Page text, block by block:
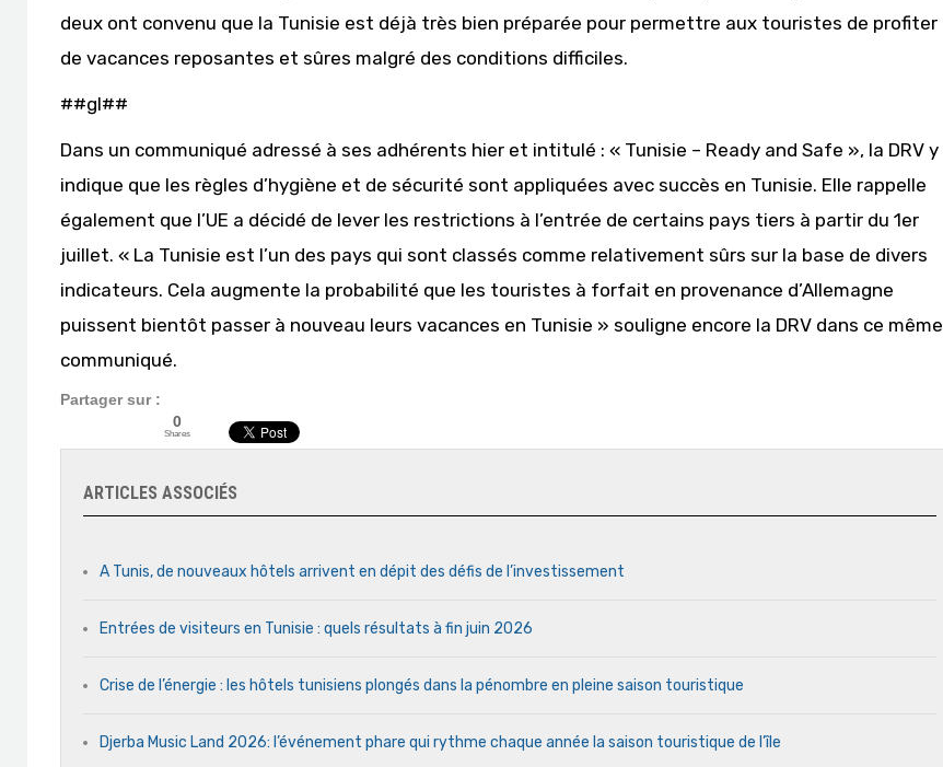
deux ont convenu que la Tunisie est déjà très bien préparée pour permettre aux touristes de profiter
de vacances reposantes et sûres malgré des conditions difficiles.
##gl##
Dans un communiqué adressé à ses adhérents hier et intitulé : « Tunisie – Ready and Safe », la DRV y
indique que les règles d’hygiène et de sécurité sont appliquées avec succès en Tunisie. Elle rappelle
également que l’UE a décidé de lever les restrictions à l’entrée de certains pays tiers à partir du 1er
juillet. « La Tunisie est l’un des pays qui sont classés comme relativement sûrs sur la base de divers
indicateurs. Cela augmente la probabilité que les touristes à forfait en provenance d’Allemagne
puissent bientôt passer à nouveau leurs vacances en Tunisie » souligne encore la DRV dans ce même
communiqué.
Partager sur :
0
Shares
ARTICLES ASSOCIÉS
A Tunis, de nouveaux hôtels arrivent en dépit des défis de l’investissement
Entrées de visiteurs en Tunisie : quels résultats à fin juin 2026
Crise de l’énergie : les hôtels tunisiens plongés dans la pénombre en pleine saison touristique
Djerba Music Land 2026: l’événement phare qui rythme chaque année la saison touristique de l’île